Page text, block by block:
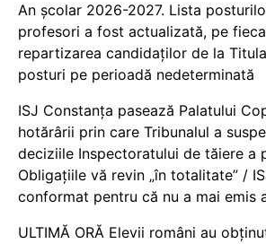
An școlar 2026-2027. Lista
profesori a fost actualizată, pe
repartizarea candidaților de la
posturi pe perioadă nedeterminată
ISJ Constanța pasează Palatului
hotărârii prin care Tribunalul a
deciziile Inspectoratului de tăiere a
Obligațiile vă revin „în totalitate” /
conformat pentru că nu a mai emis
ULTIMĂ ORĂ Elevii români au